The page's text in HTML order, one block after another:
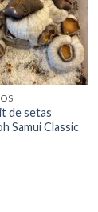
Add to
wishlist
de setas
Samui Classic